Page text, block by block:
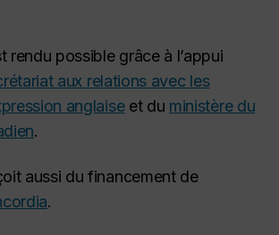
rendu possible grâce à l’appui
aux relations avec les
anglaiseet du ministère du
.
aussi du financement de
.